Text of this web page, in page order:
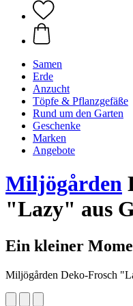
Samen
Erde
Anzucht
Töpfe & Pflanzgefäße
Rund um den Garten
Geschenke
Marken
Angebote
Miljögården
"Lazy" aus
Ein kleiner
Miljögården Deko-Frosch